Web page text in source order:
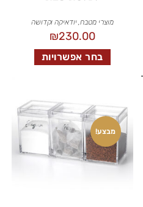
מוצרי מטבח,יודאיקה וקדושה
₪230.00
בחר אפשרויות
מבצע!